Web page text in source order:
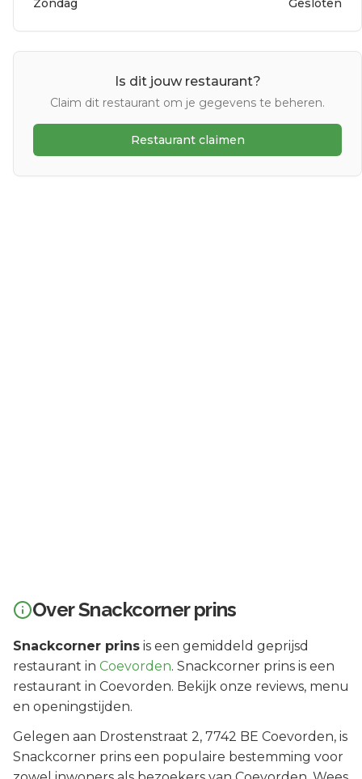
Zondag Gesloten
Is dit jouw restaurant?
Claim dit restaurant om je gegevens te beheren.
Restaurant claimen
OverSnackcorner prins
Snackcorner prins is een gemiddeld geprijsd
restaurant in Coevorden. Snackcorner prins is een
restaurant in Coevorden. Bekijk onze reviews, menu
en openingstijden.
Gelegen aan Drostenstraat 2, 7742 BE Coevorden, is
Snackcorner prins een populaire bestemming voor